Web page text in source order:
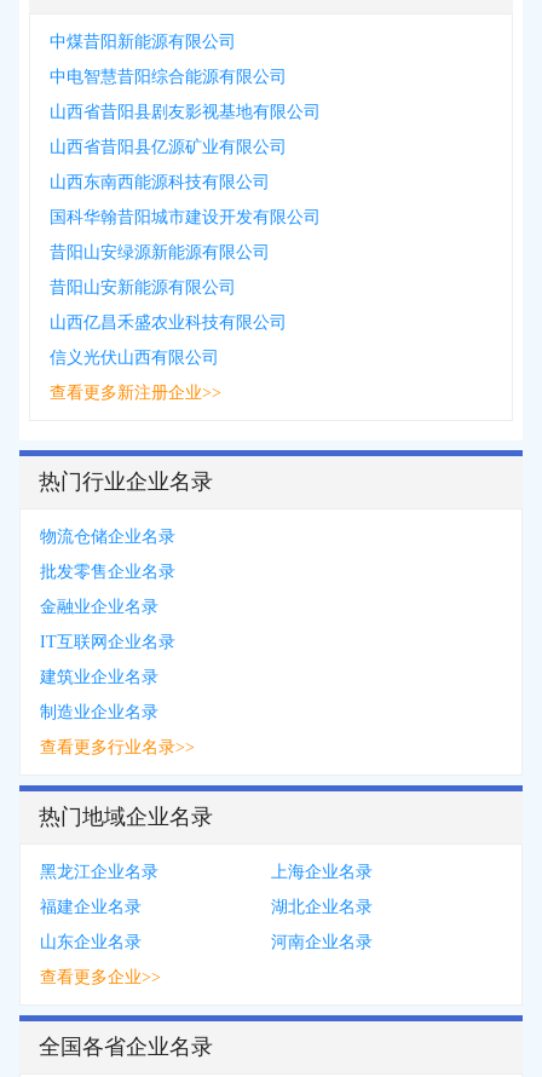
中煤昔阳新能源有限公司
中电智慧昔阳综合能源有限公司
山西省昔阳县剧友影视基地有限公司
山西省昔阳县亿源矿业有限公司
山西东南西能源科技有限公司
国科华翰昔阳城市建设开发有限公司
昔阳山安绿源新能源有限公司
昔阳山安新能源有限公司
山西亿昌禾盛农业科技有限公司
信义光伏山西有限公司
查看更多新注册企业>>
热门行业企业名录
物流仓储企业名录
批发零售企业名录
金融业企业名录
IT互联网企业名录
建筑业企业名录
制造业企业名录
查看更多行业名录>>
热门地域企业名录
黑龙江企业名录
上海企业名录
福建企业名录
湖北企业名录
山东企业名录
河南企业名录
查看更多企业>>
全国各省企业名录